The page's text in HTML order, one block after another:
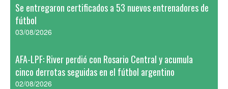
Se entregaron certificados a 53 nuevos entrenadores de
fútbol
03/08/2026
AFA-LPF: River perdió con Rosario Central y acumula
cinco derrotas seguidas en el fútbol argentino
02/08/2026